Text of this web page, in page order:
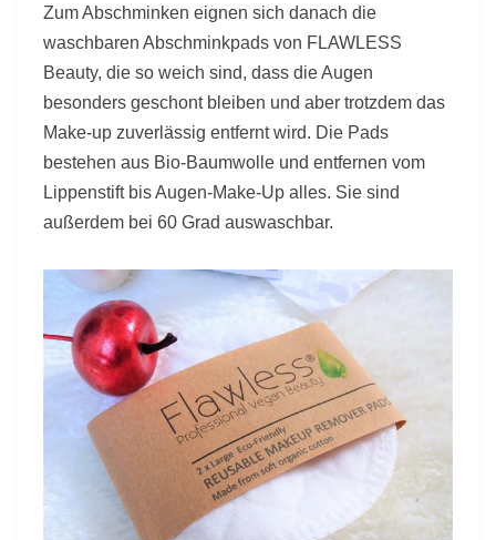
Zum Abschminken eignen sich danach die
waschbaren Abschminkpads von FLAWLESS
Beauty, die so weich sind, dass die Augen
besonders geschont bleiben und aber trotzdem das
Make-up zuverlässig entfernt wird. Die Pads
bestehen aus Bio-Baumwolle und entfernen vom
Lippenstift bis Augen-Make-Up alles. Sie sind
außerdem bei 60 Grad auswaschbar.